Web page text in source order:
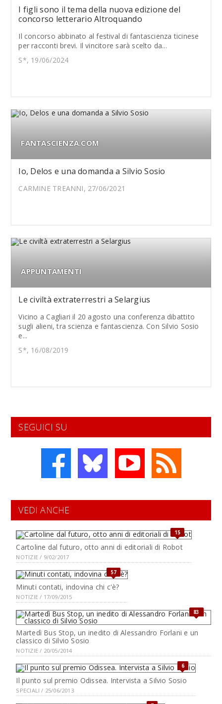
I figli sono il tema della nuova edizione del
concorso letterario Altroquando
Il concorso abbinato al festival di fantascienza ticinese
per racconti brevi. Il vincitore sarà scelto da...
S*, 19/06/2024
FANTASCIENZA.COM
Io, Delos e una domanda a Silvio Sosio
CARMINE TREANNI, 27/06/2021
APPUNTAMENTI
Le civiltà extraterrestri a Selargius
Vicino a Cagliari il 20 agosto una conferenza dibattito
sugli alieni, tra scienza e fantascienza. Con Silvio Sosio
e...
S*, 16/08/2019
SEGUICI SU
VEDI ANCHE
15
Cartoline dal futuro, otto anni di editoriali di Robot
NOTIZIE / 9/02/2017
57
Minuti contati, indovina chi c'è?
NOTIZIE / 17/09/2015
83
Martedì Bus Stop, un inedito di Alessandro Forlani e un
classico di Silvio Sosio
NOTIZIE / 20/05/2014
6
Il punto sul premio Odissea. Intervista a Silvio Sosio
SPECIALI / 25/06/2013